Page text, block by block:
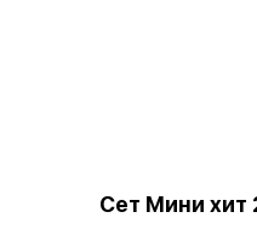
Сет Мини хит